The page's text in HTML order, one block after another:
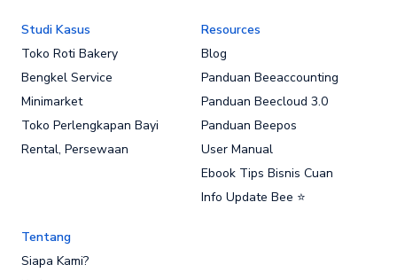
Studi Kasus
Toko Roti Bakery
Bengkel Service
Minimarket
Toko Perlengkapan Bayi
Rental, Persewaan
Resources
Blog
Panduan Beeaccounting
Panduan Beecloud 3.0
Panduan Beepos
User Manual
Ebook Tips Bisnis Cuan
Info Update Bee ⭐
Tentang
Siapa Kami?